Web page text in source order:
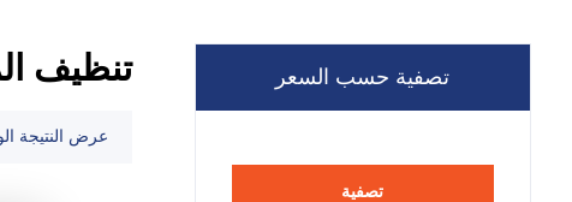
تنظيف
عرض النتيجة
تصفية حسب السعر
تصفية